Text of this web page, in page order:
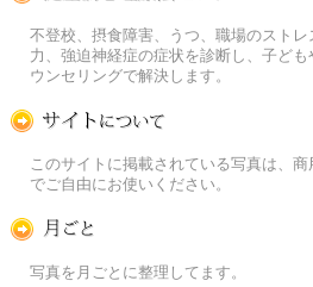
不登校、摂食障害、うつ、職場のスト
力、強迫神経症の症状を診断し、子ど
ウンセリングで解決します。
このサイトに掲載されている写真は、
でご自由にお使いください。
写真を月ごとに整理してます。